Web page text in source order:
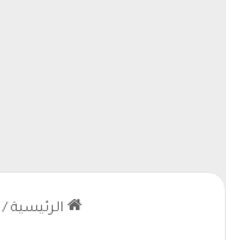
الرئيسية /